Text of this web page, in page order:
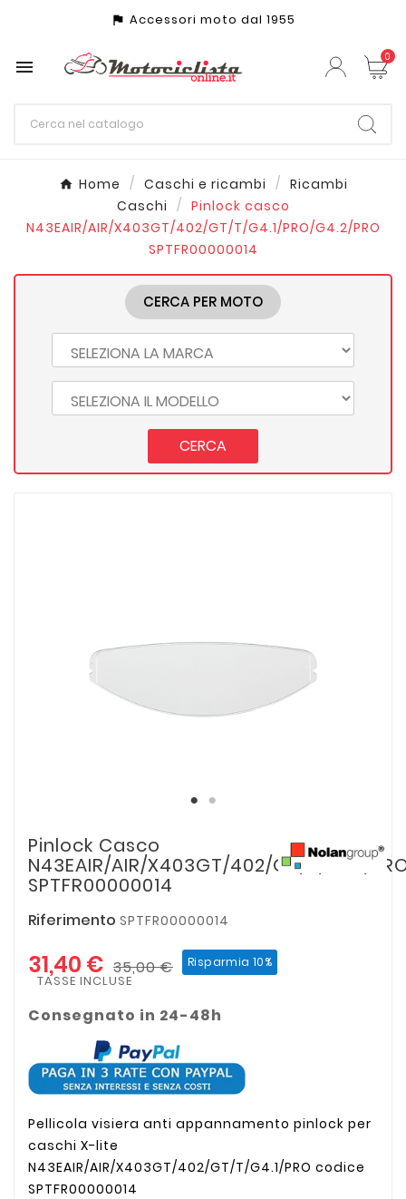
assistant_photo Accessori moto dal 1955
 0
Home Caschi e ricambi
Ricambi
Caschi
Pinlock casco
N43EAIR/AIR/X403GT/402/GT/T/G4.1/PRO/G4.2/PRO
SPTFR00000014
CERCA PER MOTO
CERCA
Pinlock Casco
N43EAIR/AIR/X403GT/402/GT/T/G4.1/
SPTFR00000014
Riferimento SPTFR00000014
31,40 € 35,00 € Risparmia 10%
TASSE INCLUSE
Consegnato in 24-48h
Pellicola visiera anti appannamento pinlock per
caschi X-lite
N43EAIR/AIR/X403GT/402/GT/T/G4.1/PRO codice
SPTFR00000014